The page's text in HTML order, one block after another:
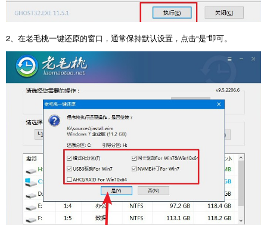
2、在老毛桃一键还原的窗口，通常保持默认设置，点击“是”即可。